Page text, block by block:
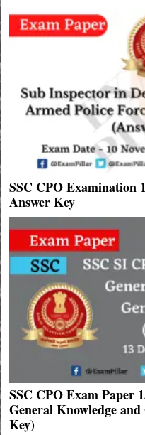
SSC CPO Examination
Answer Key
SSC CPO Exam Paper
General Knowledge
Key)